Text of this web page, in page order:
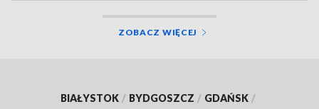
ZOBACZ WIĘCEJ
BIAŁYSTOK / BYDGOSZCZ / GDAŃSK /